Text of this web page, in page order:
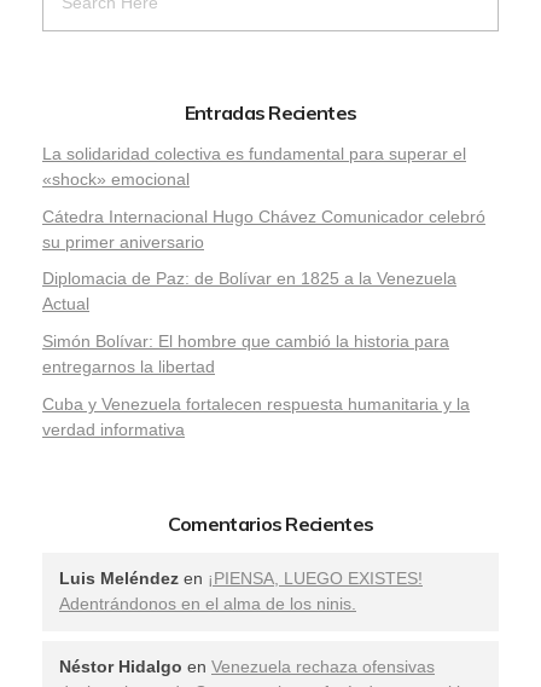
Entradas Recientes
La solidaridad colectiva es fundamental para superar el
«shock» emocional
Cátedra Internacional Hugo Chávez Comunicador celebró
su primer aniversario
Diplomacia de Paz: de Bolívar en 1825 a la Venezuela
Actual
Simón Bolívar: El hombre que cambió la historia para
entregarnos la libertad
​Cuba y Venezuela fortalecen respuesta humanitaria y la
verdad informativa
Comentarios Recientes
Luis Meléndez en ¡PIENSA, LUEGO EXISTES!
Adentrándonos en el alma de los ninis.
Néstor Hidalgo en Venezuela rechaza ofensivas